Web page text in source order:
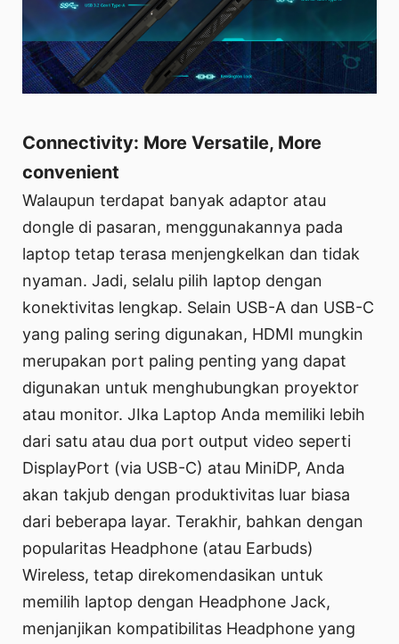
Connectivity: More Versatile, More
convenient
Walaupun terdapat banyak adaptor atau
dongle di pasaran, menggunakannya pada
laptop tetap terasa menjengkelkan dan tidak
nyaman. Jadi, selalu pilih laptop dengan
konektivitas lengkap. Selain USB-A dan USB-C
yang paling sering digunakan, HDMI mungkin
merupakan port paling penting yang dapat
digunakan untuk menghubungkan proyektor
atau monitor. JIka Laptop Anda memiliki lebih
dari satu atau dua port output video seperti
DisplayPort (via USB-C) atau MiniDP, Anda
akan takjub dengan produktivitas luar biasa
dari beberapa layar. Terakhir, bahkan dengan
popularitas Headphone (atau Earbuds)
Wireless, tetap direkomendasikan untuk
memilih laptop dengan Headphone Jack,
menjanjikan kompatibilitas Headphone yang